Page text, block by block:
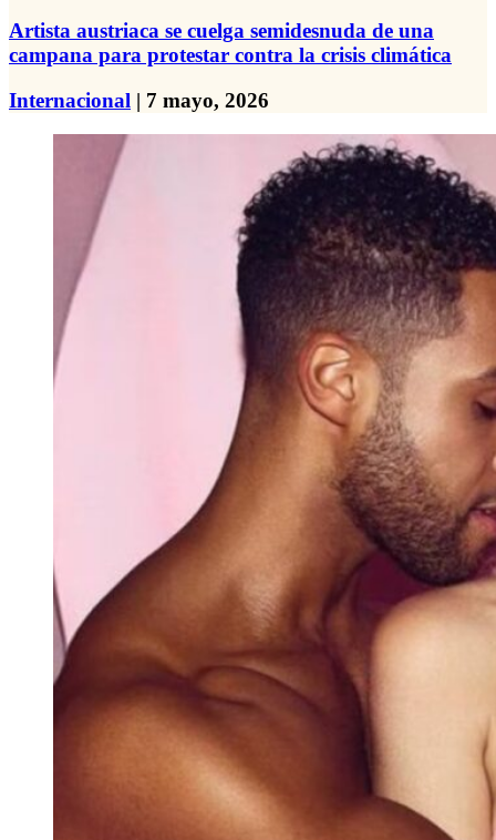
Artista austriaca se cuelga semidesnuda de una
campana para protestar contra la crisis climática
Internacional | 7 mayo, 2026